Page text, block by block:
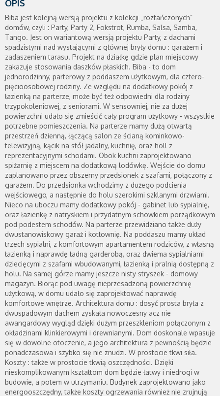
OPIS
Biba jest kolejną wersją projektu z kolekcji „roztańczonych”
domów, czyli : Party, Party 2, Fokstrot, Rumba, Salsa, Samba,
Tango. Jest on wariantową wersją projektu Party, z dachami
spadzistymi nad wystającymi z głównej bryły domu : garażem i
zadaszeniem tarasu. Projekt na działkę gdzie plan miejscowy
zakazuje stosowania daszków płaskich. Biba - to dom
jednorodzinny, parterowy z poddaszem użytkowym, dla cztero-
pięcioosobowej rodziny. Ze względu na dodatkowy pokój z
łazienką na parterze, może być też odpowiedni dla rodziny
trzypokoleniowej, z seniorami. W sensowniej, nie za dużej
powierzchni udało się zmieścić cały program użytkowy - wszystkie
potrzebne pomieszczenia. Na parterze mamy dużą otwartą
przestrzeń dzienną, łączącą salon ze ścianą kominkowo-
telewizyjną, kącik na stół jadalny, kuchnię, oraz holl z
reprezentacyjnymi schodami. Obok kuchni zaprojektowano
spiżarnię z miejscem na dodatkową lodówkę. Wejście do domu
zaplanowano przez obszerny przedsionek z szafami, połączony z
garażem. Do przedsionka wchodzimy z dużego podcienia
wejściowego, a następnie do holu szerokimi szklanymi drzwiami.
Nieco na uboczu mamy dodatkowy pokój - gabinet lub sypialnię,
oraz łazienkę z natryskiem i przydatnym schowkiem porządkowym
pod podestem schodów. Na parterze przewidziano także duży
dwustanowiskowy garaż i kotłownię. Na poddaszu mamy układ
trzech sypialni, z komfortowym apartamentem rodziców, z własną
łazienką i naprawdę ładną garderobą, oraz dwiema sypialniami
dziecięcymi z szafami wbudowanymi, łazienką i pralnią dostępną z
holu. Na samej górze mamy jeszcze nisty stryszek - domowy
magazyn. Biorąc pod uwagę nieprzesadzoną powierzchnię
użytkową, w domu udało się zaprojektować naprawdę
komfortowe wnętrze. Architektura domu : dosyć prosta bryła z
dwuspadowym dachem zyskała nowoczesny acz nie
awangardowy wygląd dzięki dużym przeszkleniom połączonym z
okładzinami klinkierowymi i drewnianymi. Dom doskonale wpasuje
się w dowolne otoczenie, a jego architektura z pewnością będzie
ponadczasowa i szybko się nie znudzi. W prostocie tkwi siła.
Koszty : także w prostocie tkwią oszczędności. Dzięki
nieskomplikowanym kształtom dom będzie łatwy i niedrogi w
budowie, a potem w utrzymaniu. Budynek zaprojektowano jako
energooszczędny, także koszty ogrzewania również nie zrujnują